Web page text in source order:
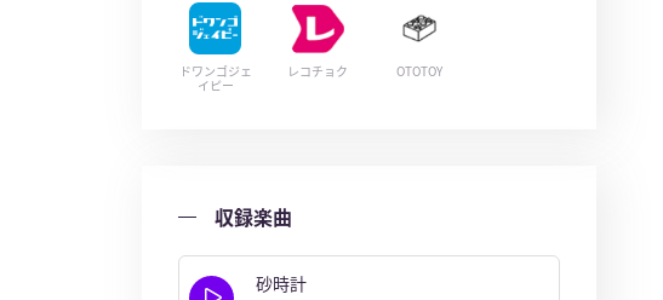
ドワンゴジェ
イピー
レコチョク OTOTOY
収録楽曲
砂時計